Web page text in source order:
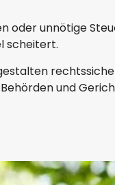
oder unnötige
scheitert.
und